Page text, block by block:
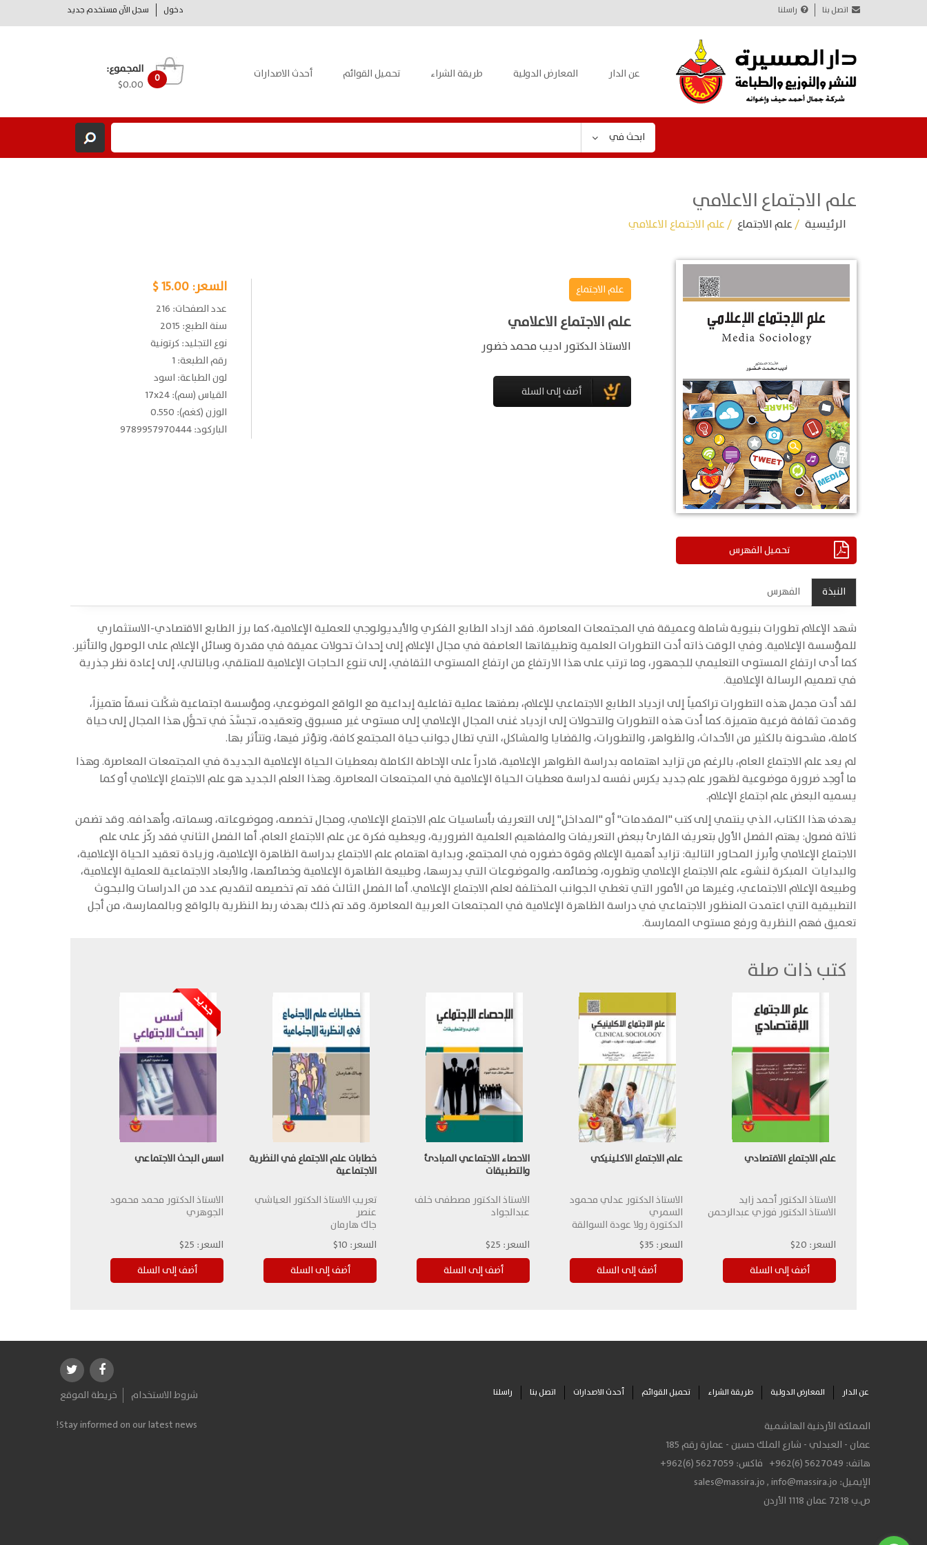
دخول سجل الآن مستخدم جديد اتصل بنا راسلنا
عن الدار المعارض الدولية طريقة الشراء تحميل القوائم أحدث الاصدارات 0
المجموع:
$0.00
ابحث في
علم الاجتماع الاعلامي
الرئيسية /علم الاجتماع / علم الاجتماع الاعلامي
تحميل الفهرس
علم الاجتماع
علم الاجتماع الاعلامي
الاستاذ الدكتور اديب محمد خضور
السعر:15.00 $
عدد الصفحات: 216
سنة الطبع: 2015
نوع التجليد: كرتونية
رقم الطبعة: 1
لون الطباعة: اسود
القياس (سم): 17x24
الوزن (كغم): 0.550
الباركود: 9789957970444
النبذة الفهرس
شهد الإعلام تطورات بنيوية شاملة وعميقة في المجتمعات المعاصرة. فقد ازداد الطابع الفكري والأيديولوجي للعملية الإعلامية، كما برز الطابع الاقتصادي-الاستثماري
للمؤسسة الإعلامية. وفي الوقت ذاته أدت التطورات العلمية وتطبيقاتها العاصفة في مجال الإعلام إلى إحداث تحولات عميقة في مقدرة وسائل الإعلام على الوصول والتأثير.
كما أدى ارتفاع المستوى التعليمي للجمهور، وما ترتب على هذا الارتفاع من ارتفاع المستوى الثقافي، إلى تنوع الحاجات الإعلامية للمتلقي، وبالتالي، إلى إعادة نظر جذرية
في تصميم الرسالة الإعلامية.
لقد أدت مجمل هذه التطورات تراكمياً إلى ازدياد الطابع الاجتماعي للإعلام، بصفتها عملية تفاعلية إبداعية مع الواقع الموضوعي، ومؤسسة اجتماعية شكَّلت نسقاً متميزاً،
وقدمت ثقافة فرعية متميزة. كما أدت هذه التطورات والتحولات إلى ازدياد غنى المجال الإعلامي إلى مستوى غير مسبوق وتعقيده، تجسَّدَ في تحوُّل هذا المجال إلى حياة
كاملة، مشحونة بالكثير من الأحداث، والظواهر، والتطورات، والقضايا والمشاكل، التي تطال جوانب حياة المجتمع كافة، وتؤثر فيها، وتتأثر بها.
لم يعد علم الاجتماع العام، بالرغم من تزايد اهتمامه بدراسة الظواهر الإعلامية، قادراً على الإحاطة الكاملة بمعطيات الحياة الإعلامية الجديدة في المجتمعات المعاصرة. وهذا
ما أوجد ضرورة موضوعية لظهور علم جديد يكرس نفسه لدراسة معطيات الحياة الإعلامية في المجتمعات المعاصرة. وهذا العلم الجديد هو علم الاجتماع الإعلامي أو كما
يسميه البعض علم اجتماع الإعلام.
يهدف هذا الكتاب، الذي ينتمي إلى كتب "المقدمات" أو "المداخل" إلى التعريف بأساسيات علم الاجتماع الإعلامي، ومجال تخصصه، وموضوعاته، وسماته، وأهدافه. وقد تضمن
ثلاثة فصول: يهتم الفصل الأول بتعريف القارئ ببعض التعريفات والمفاهيم العلمية الضرورية، ويعطيه فكرة عن علم الاجتماع العام. أما الفصل الثاني فقد ركّز على علم
الاجتماع الإعلامي وأبرز المحاور التالية: تزايد أهمية الإعلام وقوة حضوره في المجتمع، وبداية اهتمام علم الاجتماع بدراسة الظاهرة الإعلامية، وزيادة تعقيد الحياة الإعلامية،
والبدايات المبكرة لنشوء علم الاجتماع الإعلامي وتطوره، وخصائصه، والموضوعات التي يدرسها، وطبيعة الظاهرة الإعلامية وخصائصها، والأبعاد الاجتماعية للعملية الإعلامية،
وطبيعة الإعلام الاجتماعي، وغيرها من الأمور التي تغطي الجوانب المختلفة لعلم الاجتماع الإعلامي. أما الفصل الثالث فقد تم تخصيصه لتقديم عدد من الدراسات والبحوث
التطبيقية التي اعتمدت المنظور الاجتماعي في دراسة الظاهرة الإعلامية في المجتمعات العربية المعاصرة. وقد تم ذلك بهدف ربط النظرية بالواقع وبالممارسة، من أجل
تعميق فهم النظرية ورفع مستوى الممارسة.
كتب ذات صلة
علم الاجتماع الاقتصادي
الاستاذ الدكتور أحمد زايد
الاستاذ الدكتور فوزي عبدالرحمن
السعر: 20$
علم الاجتماع الاكلينيكي
الاستاذ الدكتور عدلي محمود
السمري
الدكتورة رولا عودة السوالقة
السعر: 35$
الاحصاء الاجتماعي المبادئ
والتطبيقات
الاستاذ الدكتور مصطفى خلف
عبدالجواد
السعر: 25$
خطابات علم الاجتماع في النظرية
الاجتماعية
تعريب الاستاذ الدكتور العياشي
عنصر
جاك هارمان
السعر: 10$
اسس البحث الاجتماعي
الاستاذ الدكتور محمد محمود
الجوهري
السعر: 25$
عن الدار المعارض الدولية طريقة الشراء تحميل القوائم أحدث الاصدارات اتصل بنا راسلنا
المملكة الأردنية الهاشمية
عمان - العبدلي - شارع الملك حسين - عمارة رقم 185
هاتف: +962(6) 5627049 فاكس: +962(6) 5627059
الإيميل:
sales@massira.jo,info@massira.jo
ص.ب 7218 عمان 1118 الأردن
شروط الاستخدام
خريطة الموقع
Stay informed on our latest news!